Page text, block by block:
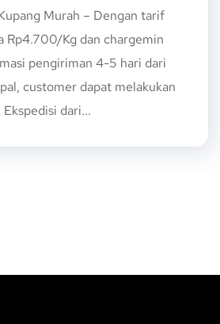
Murah – Dengan tarif
Rp4.700/Kg dan chargemin
pengiriman 4-5 hari dari
customer dapat melakukan
dari...